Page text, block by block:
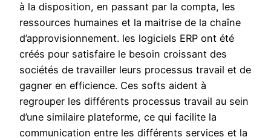
à la disposition, en passant par la compta, les
ressources humaines et la maitrise de la chaîne
d’approvisionnement. les logiciels ERP ont été
créés pour satisfaire le besoin croissant des
sociétés de travailler leurs processus travail et de
gagner en efficience. Ces softs aident à
regrouper les différents processus travail au sein
d’une similaire plateforme, ce qui facilite la
communication entre les différents services et la